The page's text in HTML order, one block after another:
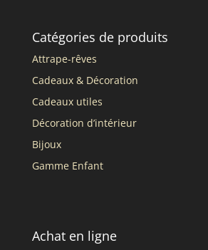
Catégories de produits
Attrape-rêves
Cadeaux & Décoration
Cadeaux utiles
Décoration d’intérieur
Bijoux
Gamme Enfant
Achat en ligne